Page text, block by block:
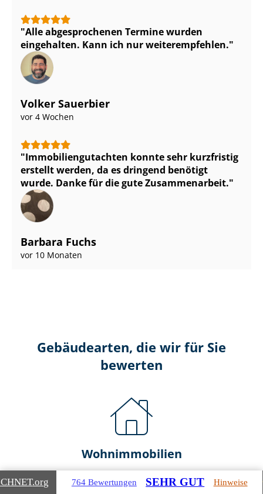
Alle abgesprochenen Termine wurden
eingehalten. Kann ich nur weiterempfehlen.
Volker Sauerbier
vor 4 Wochen
Im­mo­bi­li­en­gut­ach­ten konnte sehr kurzfristig
erstellt werden, da es dringend benötigt
wurde. Danke für die gute Zusammenarbeit.
Barbara Fuchs
vor 10 Monaten
Gebäudearten, die wir für Sie
bewerten
Wohnimmobilien
Ein- und Zwei­fa­mi­li­en­häu­ser
.org 764 Bewertungen SEHR GUT Hinweise